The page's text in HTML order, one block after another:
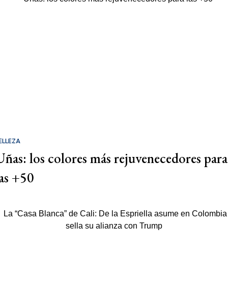
los colores más rejuvenecedores para
+50